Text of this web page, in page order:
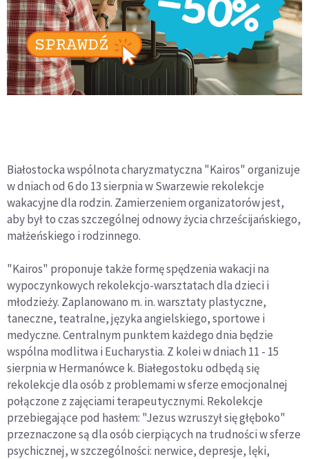
Białostocka wspólnota charyzmatyczna "Kairos" organizuje
w dniach od 6 do 13 sierpnia w Swarzewie rekolekcje
wakacyjne dla rodzin. Zamierzeniem organizatorów jest,
aby był to czas szczególnej odnowy życia chrześcijańskiego,
małżeńskiego i rodzinnego.
"Kairos" proponuje także formę spędzenia wakacji na
wypoczynkowych rekolekcjo-warsztatach dla dzieci i
młodzieży. Zaplanowano m. in. warsztaty plastyczne,
taneczne, teatralne, języka angielskiego, sportowe i
medyczne. Centralnym punktem każdego dnia będzie
wspólna modlitwa i Eucharystia. Z kolei w dniach 11 - 15
sierpnia w Hermanówce k. Białegostoku odbędą się
rekolekcje dla osób z problemami w sferze emocjonalnej
połączone z zajęciami terapeutycznymi. Rekolekcje
przebiegające pod hasłem: "Jezus wzruszył się głęboko"
przeznaczone są dla osób cierpiących na trudności w sferze
psychicznej, w szczególności: nerwice, depresje, lęki,